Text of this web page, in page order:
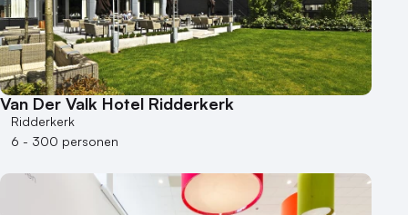
Van Der Valk Hotel Ridderkerk
Ridderkerk
6 - 300 personen